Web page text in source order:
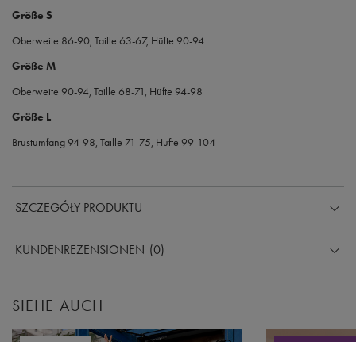
Größe S
Oberweite 86-90, Taille 63-67, Hüfte 90-94
Größe M
Oberweite 90-94, Taille 68-71, Hüfte 94-98
Größe L
Brustumfang 94-98, Taille 71-75, Hüfte 99-104
SZCZEGÓŁY PRODUKTU
KUNDENREZENSIONEN (0)
SIEHE AUCH